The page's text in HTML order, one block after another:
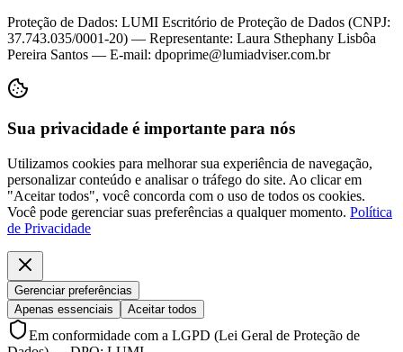
Proteção de Dados: LUMI Escritório de Proteção de Dados (CNPJ:
37.743.035/0001-20) — Representante: Laura Sthephany Lisbôa
Pereira Santos — E-mail: dpoprime@lumiadviser.com.br
Sua privacidade é importante para nós
Utilizamos cookies para melhorar sua experiência de navegação,
personalizar conteúdo e analisar o tráfego do site. Ao clicar em
"Aceitar todos", você concorda com o uso de todos os cookies.
Você pode gerenciar suas preferências a qualquer momento. Política
de Privacidade
Gerenciar preferências
Apenas essenciais
Aceitar todos
Em conformidade com a LGPD (Lei Geral de Proteção de